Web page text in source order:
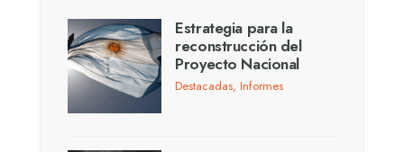
Estrategia para la
reconstrucción del
Proyecto Nacional
Destacadas, Informes